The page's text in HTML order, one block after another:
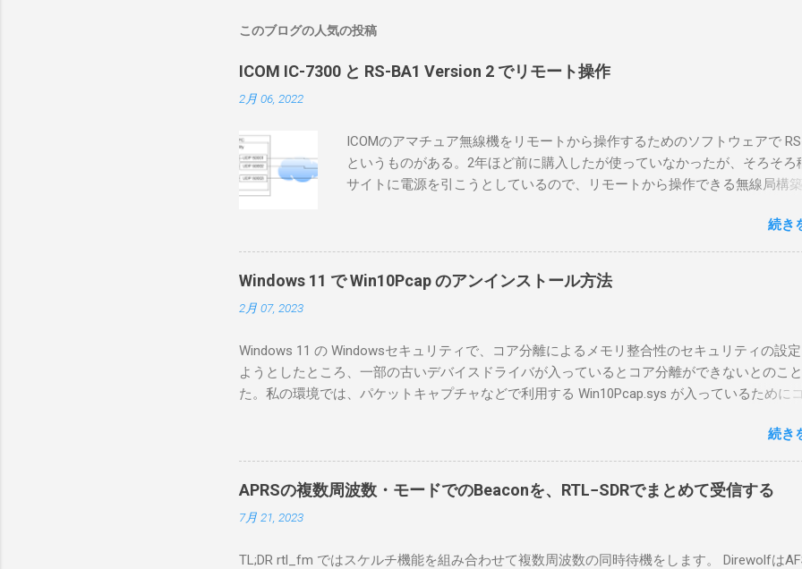
このブログの人気の投稿
ICOM IC-7300 と RS-BA1 Version 2 でリモート操作
2月 06, 2022
ICOMのアマチュア無線機をリモートから操作するためのソフトウェアで
というものがある。2年ほど前に購入したが使っていなかったが、そろそろ
サイトに電源を引こうとしているので、リモートから操作できる無線局構
ろうと思ったのだが、ちっともそんなに簡単につながらなかった。という
で、ハマリポイントを明示しながら、私なりの解説を書いてみる。 基本的
RS-BA1を使う場合は、下記のこれらものが必要である ICOMの無線機。 今
が持っているIC-7300を使う。 無線機側(サーバ側) のWindows PC。 今回は
が少ないかなと思って。 操作側 (クライアント側) の Windows PC。 今回は
にあるマウスコンピュータのWindows 11が入ったPC 操作側で音声を使っ
を行うならば、相応なマイクなど。 そして、リモート操作を行うソフトウ
私の理解した無線機からサーバPC、クライアントPCまでの流れはこの様に
ている。 無線機内では、USB Hubの先にUSB SerialとUSB Audio がつながっ
る。USB Serialは無線機のマイコンとつながり、CI-Vでのコマンドが交換でき
をUDP 50001で交換できるようになっており、USB SerialなどのSerial portで
続き
Windows 11 で Win10Pcap のアンインストール方法
2月 07, 2023
Windows 11 の Windowsセキュリティで、コア分離によるメモリ整合性のセキュリティの設
ようとしたところ、一部の古いデバイスドライバが入っているとコア分離ができないとのこ
た。私の環境では、パケットキャプチャなどで利用する Win10Pcap.sys が入っているために
ンストールできなかったので、どのように実行すればよいのか調べながら実施しました。結
ては pnputil というコマンドを用いればよかったです。 まずは管理者権限でTerminalを実行し
す。 Windows terminal をインストールした環境でしたので、PowerShellが起動しました。
なファイルに、現在インストールされているドライバを書き出す。 pnputil /enum-drivers >
上記のファイルから win10pcap を探し出す notepad.exe inf.txt 下記のよう場所があったので、
バイダー名: Win10Pcap Native x64 クラス名: NetTrans クラス GUID: {4d36e975-e325-11ce-
続き
APRSの複数周波数・モードでのBeaconを、RTL−SDRでまとめて受信する
7月 21, 2023
TL;DR rtl_fm ではスケルチ機能を組み合わせて複数周波数の同時待機をします。 Direwolfは